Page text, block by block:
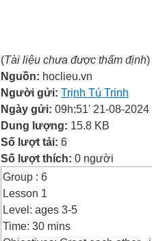
(Tài liệu chưa được thẩm định)
Nguồn: hoclieu.vn
Người gửi: Trịnh Tú Trinh
Ngày gửi: 09h:51' 21-08-2024
Dung lượng: 15.8 KB
Số lượt tải: 6
Số lượt thích: 0 người
Group : 6
Lesson 1
Level: ages 3-5
Time: 30 mins